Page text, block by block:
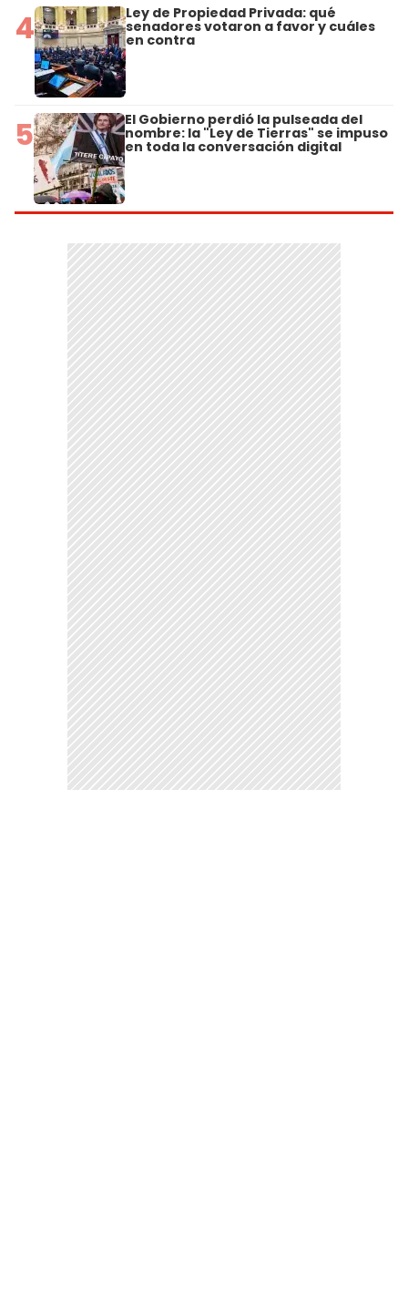
4 Ley de Propiedad Privada: qué
senadores votaron a favor y cuáles
en contra
5 El Gobierno perdió la pulseada del
nombre: la "Ley de Tierras" se impuso
en toda la conversación digital